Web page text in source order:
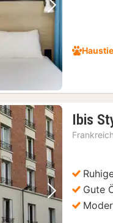
Nächstes
Nächstes
Ibis
Frankreich
Gute